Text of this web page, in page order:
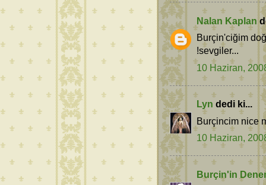
Nalan Kaplan
Burçin'ciğim
!sevgiler...
10 Haziran,
Lyn dedi ki...
Burçincim nice
10 Haziran,
Burçin'in